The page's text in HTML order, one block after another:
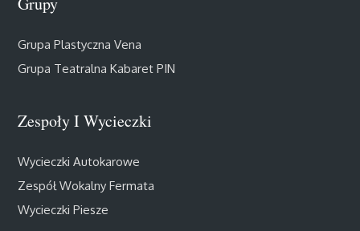
Grupa Plastyczna Vena
Grupa Teatralna Kabaret PIN
Zespoły I Wycieczki
Wycieczki Autokarowe
Zespół Wokalny Fermata
Wycieczki Piesze